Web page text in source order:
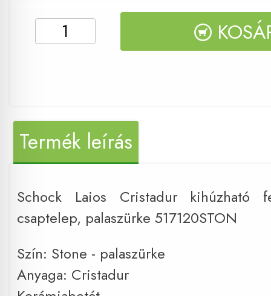
Termék leírás
Schock Laios Cristadur kihúzható
csaptelep, palaszürke 517120STON
Szín: Stone - palaszürke
Anyaga: Cristadur